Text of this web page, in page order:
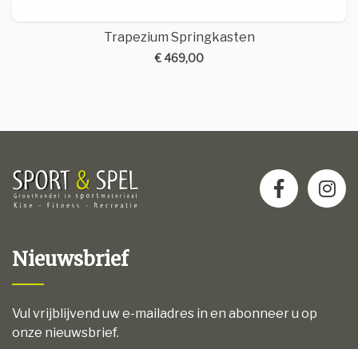
Trapezium Springkasten
€ 469,00
Nieuwsbrief
Vul vrijblijvend uw e-mailadres in en abonneer u op
onze nieuwsbrief.